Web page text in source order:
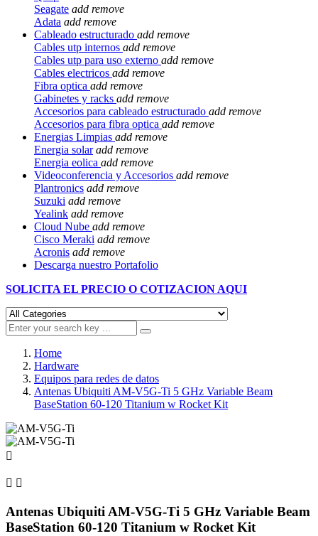
Seagate add remove
Adata add remove
Cableado estructurado add remove
Cables utp internos add remove
Cables utp para uso externo add remove
Cables electricos add remove
Fibra optica add remove
Gabinetes y racks add remove
Accesorios para cableado estructurado add remove
Accesorios para fibra optica add remove
Energias Limpias add remove
Energia solar add remove
Energia eolica add remove
Videoconferencia y Accesorios add remove
Plantronics add remove
Suzuki add remove
Yealink add remove
Cloud Nube add remove
Cisco Meraki add remove
Acronis add remove
Descarga nuestro Portafolio
SOLICITA EL PRECIO O COTIZACION AQUI
Home
Hardware
Equipos para redes de datos
Antenas Ubiquiti AM-V5G-Ti 5 GHz Variable Beam
BaseStation 60-120 Titanium w Rocket Kit

 
Antenas Ubiquiti AM-V5G-Ti 5 GHz Variable Beam
BaseStation 60-120 Titanium w Rocket Kit